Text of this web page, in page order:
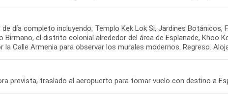
de día completo incluyendo: Templo Kek Lok Si, Jardines Botánicos,
Birmano, el distrito colonial alrededor del área de Esplanade, Khoo
la Calle Armenia para observar los murales modernos. Regreso.
prevista, traslado al aeropuerto para tomar vuelo con destino a